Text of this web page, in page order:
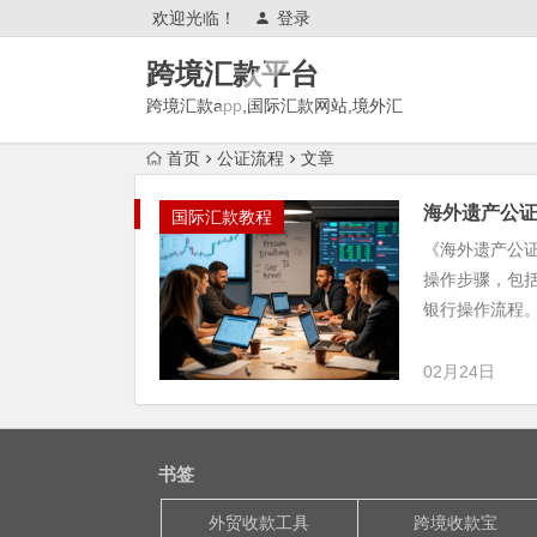
欢迎光临！ 登录
跨境汇款平台
跨境汇款app,国际汇款网站,境外汇
首页 公证流程 文章
国际汇款教程 海外遗产公
《海外遗产公
操作步骤，包
银行操作流程。
02月24日
书签
外贸收款工具 跨境收款宝